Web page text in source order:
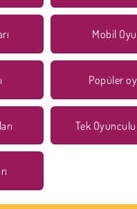
Mobil
Popüler
Tek